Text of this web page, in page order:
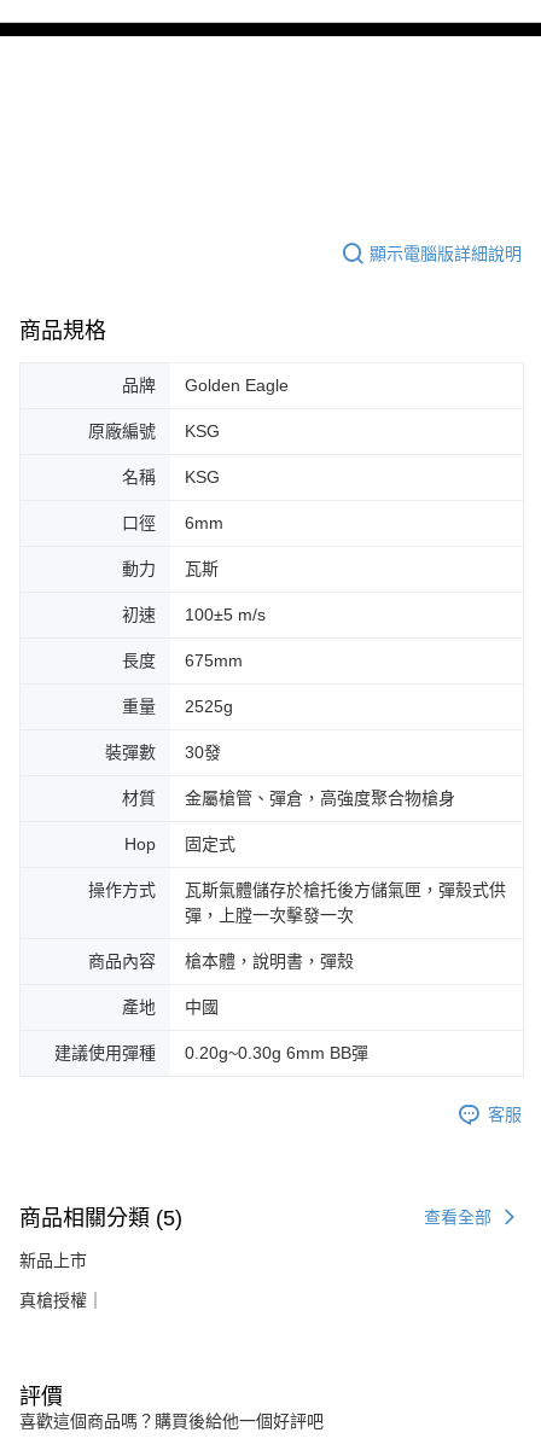
顯示電腦版詳細說明
商品規格
品牌 Golden Eagle
原廠編號 KSG
名稱 KSG
口徑 6mm
動力 瓦斯
初速 100±5 m/s
長度 675mm
重量 2525g
裝彈數 30發
材質 金屬槍管、彈倉，高強度聚合物槍身
Hop 固定式
操作方式
瓦斯氣體儲存於槍托後方儲氣匣，彈殼式供
彈，上膛一次擊發一次
商品內容 槍本體，說明書，彈殼
產地 中國
建議使用彈種 0.20g~0.30g 6mm BB彈
客服
商品相關分類 (5) 查看全部
新品上市
真槍授權｜
評價
喜歡這個商品嗎？購買後給他一個好評吧